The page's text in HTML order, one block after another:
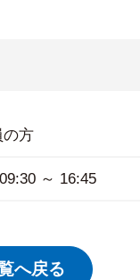
の方
～ 16:45
へ戻る